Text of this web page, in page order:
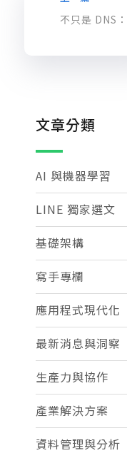
文章分類
AI 與機器學習
LINE 獨家選文
基礎架構
寫手專欄
應用程式現代化
最新消息與洞察
生產力與協作
產業解決方案
資料管理與分析